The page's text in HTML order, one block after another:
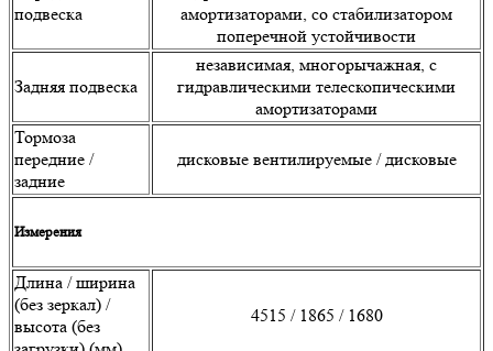
подвеска
амортизаторами, со стабилизатором
поперечной устойчивости
Задняя подвеска
независимая, многорычажная, с
гидравлическими телескопическими
амортизаторами
Тормоза
передние /
задние
дисковые вентилируемые / дисковые
Измерения
Длина / ширина
(без зеркал) /
высота (без
4515 / 1865 / 1680